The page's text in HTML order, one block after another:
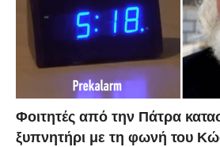
τους!
Φοιτητές από την Πάτρα
ξυπνητήρι με τη φωνή του